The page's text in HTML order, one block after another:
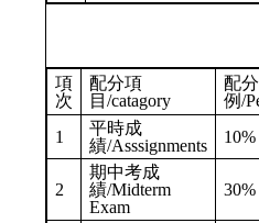
項
次
配分項
目/catagory
配
例/
1
平時成
績/Asssignments
10%
2
期中考成
績/Midterm
Exam
30%